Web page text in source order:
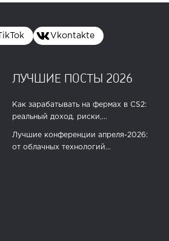
TikTok Vkontakte
ЛУЧШИЕ ПОСТЫ 2026
Как зарабатывать на фермах в CS2:
реальный доход, риски,...
Лучшие конференции апреля-2026:
от облачных технологий...